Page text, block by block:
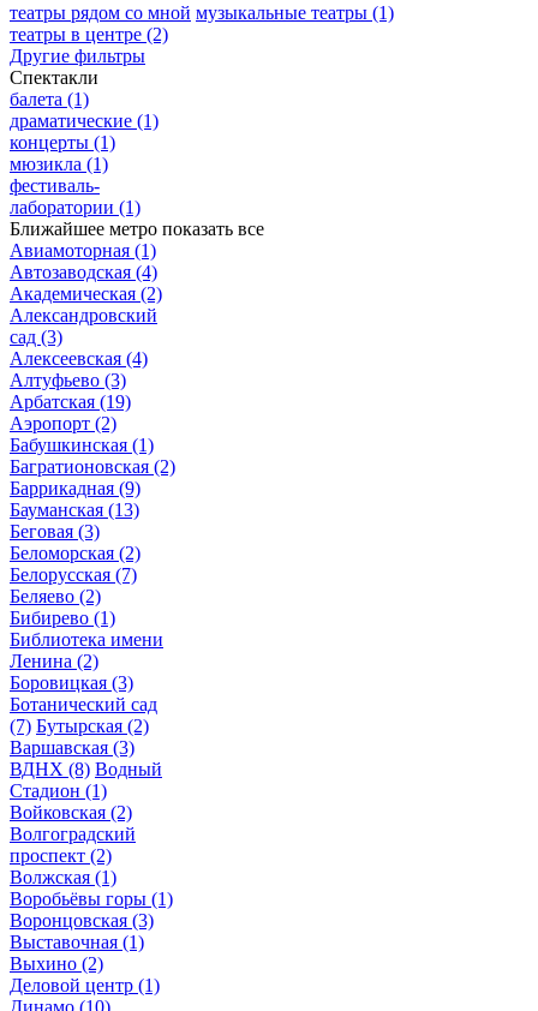
театры рядом со мной музыкальные театры (1)
театры в центре (2)
Другие фильтры
Спектакли
балета (1)
драматические (1)
концерты (1)
мюзикла (1)
фестиваль-
лаборатории (1)
Ближайшее метро показать все
Авиамоторная (1)
Автозаводская (4)
Академическая (2)
Александровский
сад (3)
Алексеевская (4)
Алтуфьево (3)
Арбатская (19)
Аэропорт (2)
Бабушкинская (1)
Багратионовская (2)
Баррикадная (9)
Бауманская (13)
Беговая (3)
Беломорская (2)
Белорусская (7)
Беляево (2)
Бибирево (1)
Библиотека имени
Ленина (2)
Боровицкая (3)
Ботанический сад
(7) Бутырская (2)
Варшавская (3)
ВДНХ (8) Водный
Стадион (1)
Войковская (2)
Волгоградский
проспект (2)
Волжская (1)
Воробьёвы горы (1)
Воронцовская (3)
Выставочная (1)
Выхино (2)
Деловой центр (1)
Динамо (10)